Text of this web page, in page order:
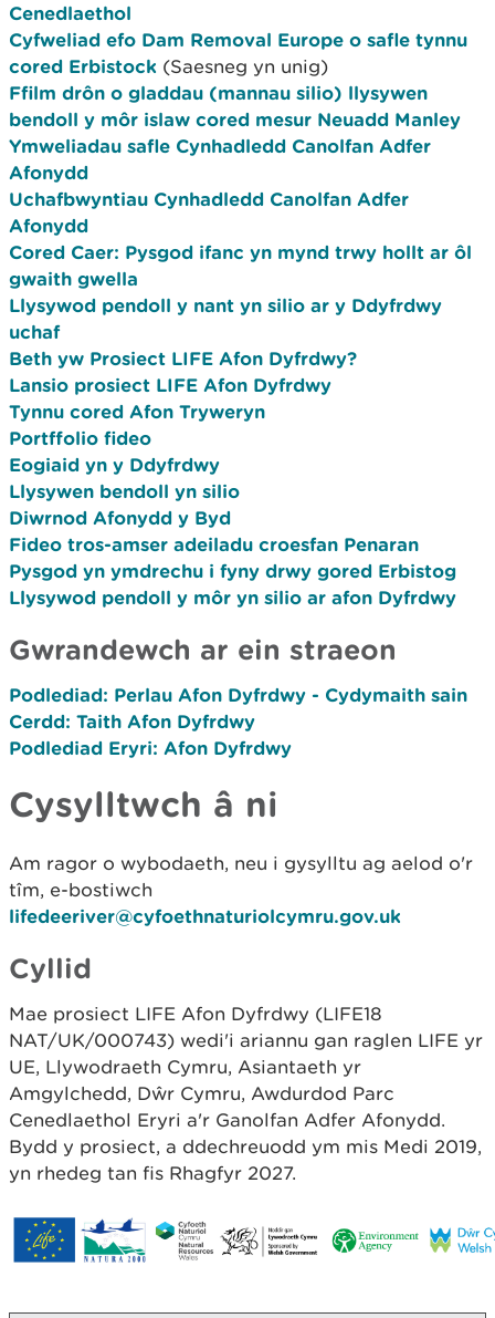
Cenedlaethol
Cyfweliad efo Dam Removal Europe o safle tynnu
cored Erbistock (Saesneg yn unig)
Ffilm drôn o gladdau (mannau silio) llysywen
bendoll y môr islaw cored mesur Neuadd Manley
Ymweliadau safle Cynhadledd Canolfan Adfer
Afonydd
Uchafbwyntiau Cynhadledd Canolfan Adfer
Afonydd
Cored Caer: Pysgod ifanc yn mynd trwy hollt ar ôl
gwaith gwella
Llysywod pendoll y nant yn silio ar y Ddyfrdwy
uchaf
Beth yw Prosiect LIFE Afon Dyfrdwy?
Lansio prosiect LIFE Afon Dyfrdwy
Tynnu cored Afon Tryweryn
Portffolio fideo
Eogiaid yn y Ddyfrdwy
Llysywen bendoll yn silio
Diwrnod Afonydd y Byd
Fideo tros-amser adeiladu croesfan Penaran
Pysgod yn ymdrechu i fyny drwy gored Erbistog
Llysywod pendoll y môr yn silio ar afon Dyfrdwy
Gwrandewch ar ein straeon
Podlediad: Perlau Afon Dyfrdwy - Cydymaith sain
Cerdd: Taith Afon Dyfrdwy
Podlediad Eryri: Afon Dyfrdwy
Cysylltwch â ni
Am ragor o wybodaeth, neu i gysylltu ag aelod o'r
tîm, e-bostiwch
lifedeeriver@cyfoethnaturiolcymru.gov.uk
Cyllid
Mae prosiect LIFE Afon Dyfrdwy (LIFE18
NAT/UK/000743) wedi'i ariannu gan raglen LIFE yr
UE, Llywodraeth Cymru, Asiantaeth yr
Amgylchedd, Dŵr Cymru, Awdurdod Parc
Cenedlaethol Eryri a'r Ganolfan Adfer Afonydd.
Bydd y prosiect, a ddechreuodd ym mis Medi 2019,
yn rhedeg tan fis Rhagfyr 2027.